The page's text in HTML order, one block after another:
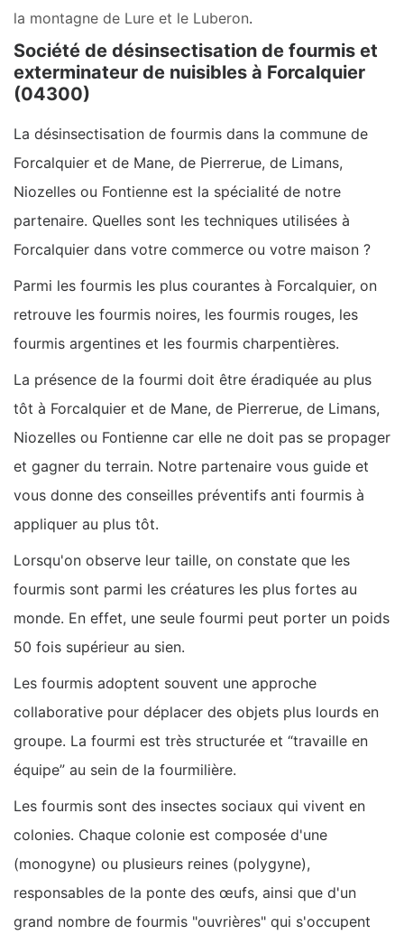
la montagne de Lure et le Luberon.
Société de désinsectisation de fourmis et
exterminateur de nuisibles à Forcalquier
(04300)
La désinsectisation de fourmis dans la commune de
Forcalquier et de Mane, de Pierrerue, de Limans,
Niozelles ou Fontienne est la spécialité de notre
partenaire. Quelles sont les techniques utilisées à
Forcalquier dans votre commerce ou votre maison ?
Parmi les fourmis les plus courantes à Forcalquier, on
retrouve les fourmis noires, les fourmis rouges, les
fourmis argentines et les fourmis charpentières.
La présence de la fourmi doit être éradiquée au plus
tôt à Forcalquier et de Mane, de Pierrerue, de Limans,
Niozelles ou Fontienne car elle ne doit pas se propager
et gagner du terrain. Notre partenaire vous guide et
vous donne des conseilles préventifs anti fourmis à
appliquer au plus tôt.
Lorsqu'on observe leur taille, on constate que les
fourmis sont parmi les créatures les plus fortes au
monde. En effet, une seule fourmi peut porter un poids
50 fois supérieur au sien.
Les fourmis adoptent souvent une approche
collaborative pour déplacer des objets plus lourds en
groupe. La fourmi est très structurée et “travaille en
équipe” au sein de la fourmilière.
Les fourmis sont des insectes sociaux qui vivent en
colonies. Chaque colonie est composée d'une
(monogyne) ou plusieurs reines (polygyne),
responsables de la ponte des œufs, ainsi que d'un
grand nombre de fourmis "ouvrières" qui s'occupent